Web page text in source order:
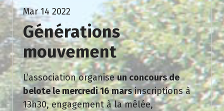
Mar 14 2022
Générations
mouvement
L’association organiseun concours de
belote le mercredi 16 marsinscriptions à
13h30, engagement à la mêlée,